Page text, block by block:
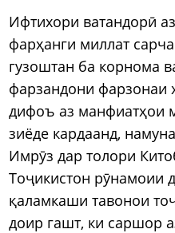
Ифтихори ватандорӣ
фарҳанги миллат
гузоштан ба корнома
фарзандони фарзонаи
дифоъ аз манфиатҳои
зиёде кардаанд,
Имрӯз дар толори
Тоҷикистон рӯнамоии
қаламкаши тавонои
доир гашт, ки саршор